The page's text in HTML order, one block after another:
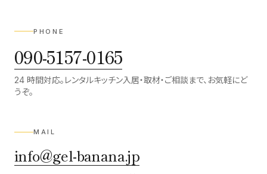
PHONE
090-5157-0165
24 時間対応。レンタルキッチン入居・取材・ご相談まで、お気軽にど
うぞ。
MAIL
info@gel-banana.jp